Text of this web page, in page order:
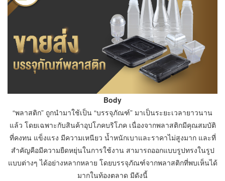
Body
“พลาสติก” ถูกนำมาใช้เป็น “บรรจุภัณฑ์” มาเป็นระยะเวลายาวนาน
แล้ว โดยเฉพาะกับสินค้าอุปโภคบริโภค เนื่องจากพลาสติกมีคุณสมบัติ
ที่คงทน แข็งแรง มีความเหนียว น้ำหนักเบาและราคาไม่สูงมาก และที่
สำคัญคือมีความยืดหยุ่นในการใช้งาน สามารถออกแบบรูปทรงในรูป
แบบต่างๆ ได้อย่างหลากหลาย โดยบรรจุภัณฑ์จากพลาสติกที่พบเห็นได้
มากในท้องตลาด มีดังนี้